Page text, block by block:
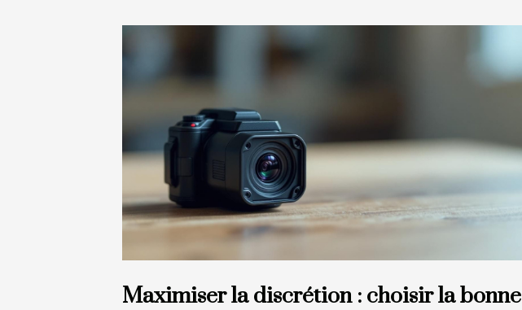
Maximiser la discrétion : choisir la bonne